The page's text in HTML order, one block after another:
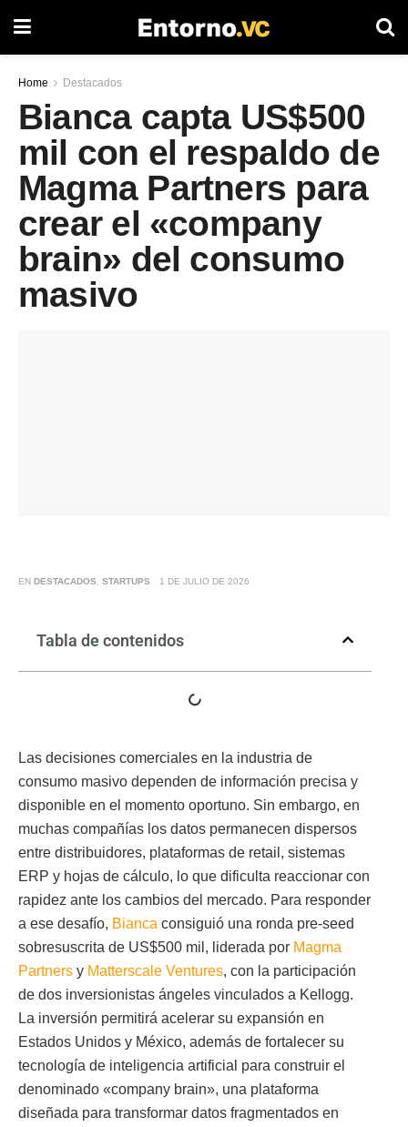
Home Destacados
Bianca capta US$500
mil con el respaldo de
Magma Partners para
crear el «company
brain» del consumo
masivo
EN DESTACADOS STARTUPS 1 DE JULIO DE 2026
Tabla de contenidos
Las decisiones comerciales en la industria de
consumo masivo dependen de información precisa y
disponible en el momento oportuno. Sin embargo, en
muchas compañías los datos permanecen dispersos
entre distribuidores, plataformas de retail, sistemas
ERP y hojas de cálculo, lo que dificulta reaccionar con
rapidez ante los cambios del mercado. Para responder
a ese desafío, Bianca consiguió una ronda pre-seed
sobresuscrita de US$500 mil, liderada por Magma
Partners y Matterscale Ventures, con la participación
de dos inversionistas ángeles vinculados a Kellogg.
La inversión permitirá acelerar su expansión en
Estados Unidos y México, además de fortalecer su
tecnología de inteligencia artificial para construir el
denominado «company brain», una plataforma
diseñada para transformar datos fragmentados en